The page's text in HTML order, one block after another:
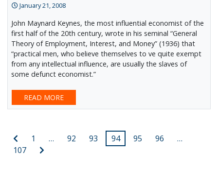
January 21, 2008
John Maynard Keynes, the most influential economist of the
first half of the 20th century, wrote in his seminal “General
Theory of Employment, Interest, and Money” (1936) that
“practical men, who believe themselves to ve quite exempt
from any intellectual influence, are usually the slaves of
some defunct economist.”
READ MORE
Posts
pagination
Previous
post
1 … 92 93 94 95 96
…
107
Next